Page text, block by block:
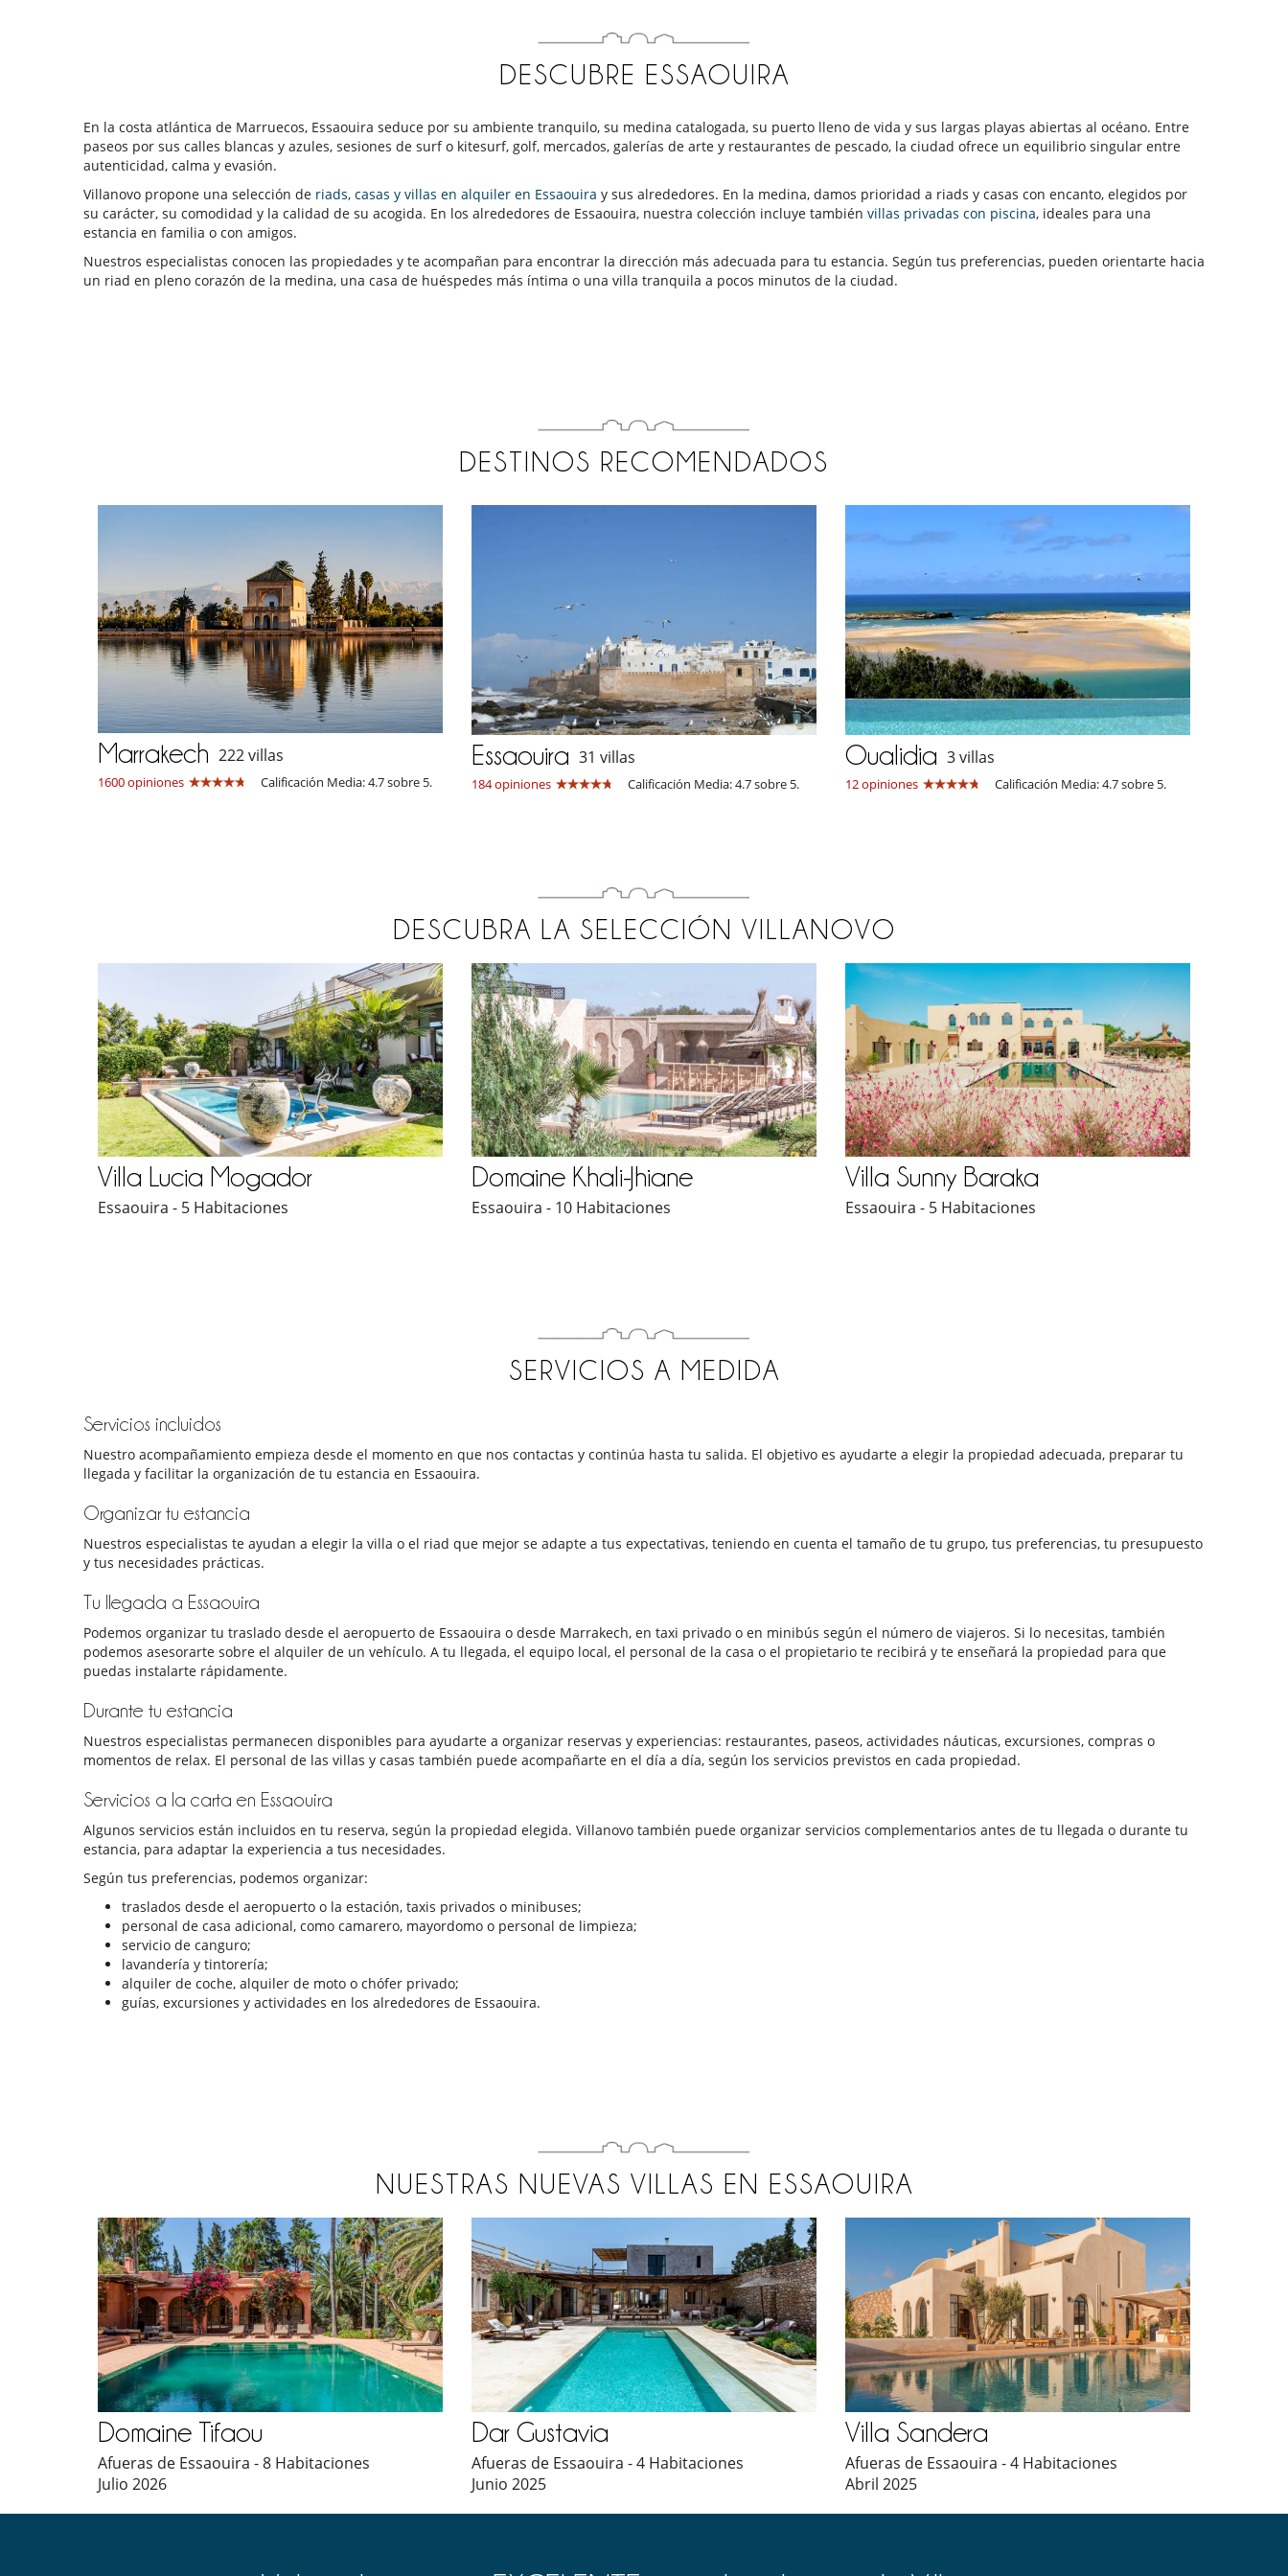
DESCUBRE ESSAOUIRA
En la costa atlántica de Marruecos, Essaouira seduce por su ambiente tranquilo, su medina catalogada, su puerto lleno de vida y sus largas playas abiertas al océano. Entre
paseos por sus calles blancas y azules, sesiones de surf o kitesurf, golf, mercados, galerías de arte y restaurantes de pescado, la ciudad ofrece un equilibrio singular entre
autenticidad, calma y evasión.
Villanovo propone una selección de riads, casas y villas en alquiler en Essaouira y sus alrededores. En la medina, damos prioridad a riads y casas con encanto, elegidos por
su carácter, su comodidad y la calidad de su acogida. En los alrededores de Essaouira, nuestra colección incluye también villas privadas con piscina, ideales para una
estancia en familia o con amigos.
Nuestros especialistas conocen las propiedades y te acompañan para encontrar la dirección más adecuada para tu estancia. Según tus preferencias, pueden orientarte hacia
un riad en pleno corazón de la medina, una casa de huéspedes más íntima o una villa tranquila a pocos minutos de la ciudad.
DESTINOS RECOMENDADOS
Marrakech 222 villas
1600 opiniones Calificación Media: 4.7 sobre 5.
Essaouira 31 villas
184 opiniones Calificación Media: 4.7 sobre 5.
Oualidia 3 villas
12 opiniones Calificación Media: 4.7 sobre 5.
DESCUBRA LA SELECCIÓN VILLANOVO
Villa Lucia Mogador
Essaouira - 5 Habitaciones
Domaine Khali-Jhiane
Essaouira - 10 Habitaciones
Villa Sunny Baraka
Essaouira - 5 Habitaciones
SERVICIOS A MEDIDA
Servicios incluidos
Nuestro acompañamiento empieza desde el momento en que nos contactas y continúa hasta tu salida. El objetivo es ayudarte a elegir la propiedad adecuada, preparar tu
llegada y facilitar la organización de tu estancia en Essaouira.
Organizar tu estancia
Nuestros especialistas te ayudan a elegir la villa o el riad que mejor se adapte a tus expectativas, teniendo en cuenta el tamaño de tu grupo, tus preferencias, tu presupuesto
y tus necesidades prácticas.
Tu llegada a Essaouira
Podemos organizar tu traslado desde el aeropuerto de Essaouira o desde Marrakech, en taxi privado o en minibús según el número de viajeros. Si lo necesitas, también
podemos asesorarte sobre el alquiler de un vehículo. A tu llegada, el equipo local, el personal de la casa o el propietario te recibirá y te enseñará la propiedad para que
puedas instalarte rápidamente.
Durante tu estancia
Nuestros especialistas permanecen disponibles para ayudarte a organizar reservas y experiencias: restaurantes, paseos, actividades náuticas, excursiones, compras o
momentos de relax. El personal de las villas y casas también puede acompañarte en el día a día, según los servicios previstos en cada propiedad.
Servicios a la carta en Essaouira
Algunos servicios están incluidos en tu reserva, según la propiedad elegida. Villanovo también puede organizar servicios complementarios antes de tu llegada o durante tu
estancia, para adaptar la experiencia a tus necesidades.
Según tus preferencias, podemos organizar:
traslados desde el aeropuerto o la estación, taxis privados o minibuses;
personal de casa adicional, como camarero, mayordomo o personal de limpieza;
servicio de canguro;
lavandería y tintorería;
alquiler de coche, alquiler de moto o chófer privado;
guías, excursiones y actividades en los alrededores de Essaouira.
NUESTRAS NUEVAS VILLAS EN ESSAOUIRA
Domaine Tifaou
Afueras de Essaouira - 8 Habitaciones
Julio 2026
Dar Gustavia
Afueras de Essaouira - 4 Habitaciones
Junio 2025
Villa Sandera
Afueras de Essaouira - 4 Habitaciones
Abril 2025